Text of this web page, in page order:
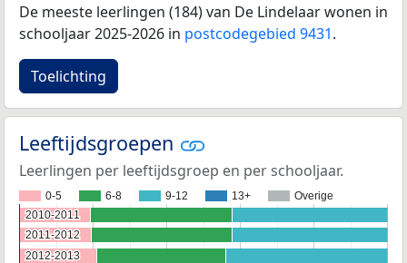
De meeste leerlingen (184) van De Lindelaar wonen in
schooljaar 2025-2026 in postcodegebied 9431.
Toelichting
Leeftijdsgroepen
Leerlingen per leeftijdsgroep en per schooljaar.
0-5 6-8 9-12 13+
Overige
2010-2011
2010-2011
2011-2012
2011-2012
2012-2013
2012-2013